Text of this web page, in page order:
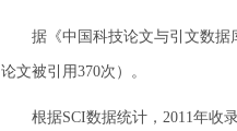
据《中国科技论文与引文数据库
论文被引用370次）。
根据SCI数据统计，2011年收录